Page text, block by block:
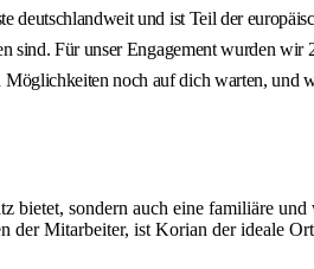
und ist Teil der
sind. Für unser Engagement wurden
noch auf dich warten, und
sondern auch eine familiäre und
der Mitarbeiter, ist Korian der ideale